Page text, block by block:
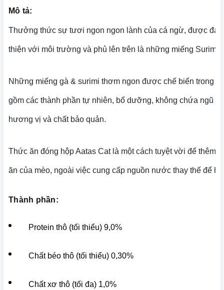
Mô tả:
Thưởng thức sự tươi ngon ngon lành của cá ngừ, được
thiện với môi trường và phủ lên trên là những miếng Surimi
Những miếng gà & surimi thơm ngon được chế biến trong
gồm các thành phần tự nhiên, bổ dưỡng, không chứa ngũ
hương vị và chất bảo quản.
Thức ăn đóng hộp Aatas Cat là một cách tuyệt vời để thêm
ăn của mèo, ngoài việc cung cấp nguồn nước thay thế để
Thành phần:
Protein thô (tối thiểu) 9,0%
Chất béo thô (tối thiểu) 0,30%
Chất xơ thô (tối đa) 1,0%